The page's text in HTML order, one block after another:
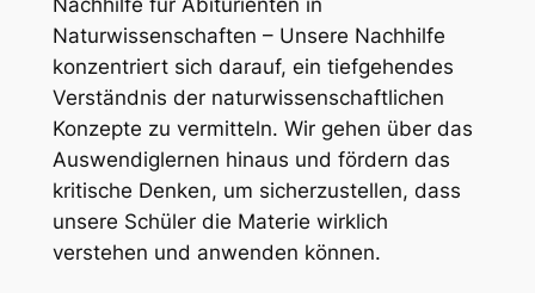
Naturwissenschaften – Unsere Nachhilfe
konzentriert sich darauf, ein tiefgehendes
Verständnis der naturwissenschaftlichen
Konzepte zu vermitteln. Wir gehen über das
Auswendiglernen hinaus und fördern das
kritische Denken, um sicherzustellen, dass
unsere Schüler die Materie wirklich
verstehen und anwenden können.